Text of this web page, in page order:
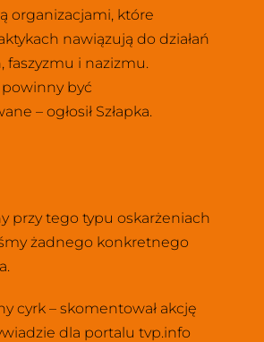
organizacjami, które
nawiązują do działań
faszyzmu i nazizmu.
powinny być
– ogłosił Szłapka.
przy tego typu oskarżeniach
żadnego konkretnego
cyrk – skomentował akcję
dla portalu tvp.info